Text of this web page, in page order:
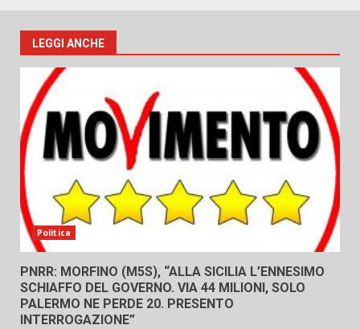
LEGGI ANCHE
Politica
PNRR: MORFINO (M5S), “ALLA SICILIA L’ENNESIMO
SCHIAFFO DEL GOVERNO. VIA 44 MILIONI, SOLO
PALERMO NE PERDE 20. PRESENTO
INTERROGAZIONE”